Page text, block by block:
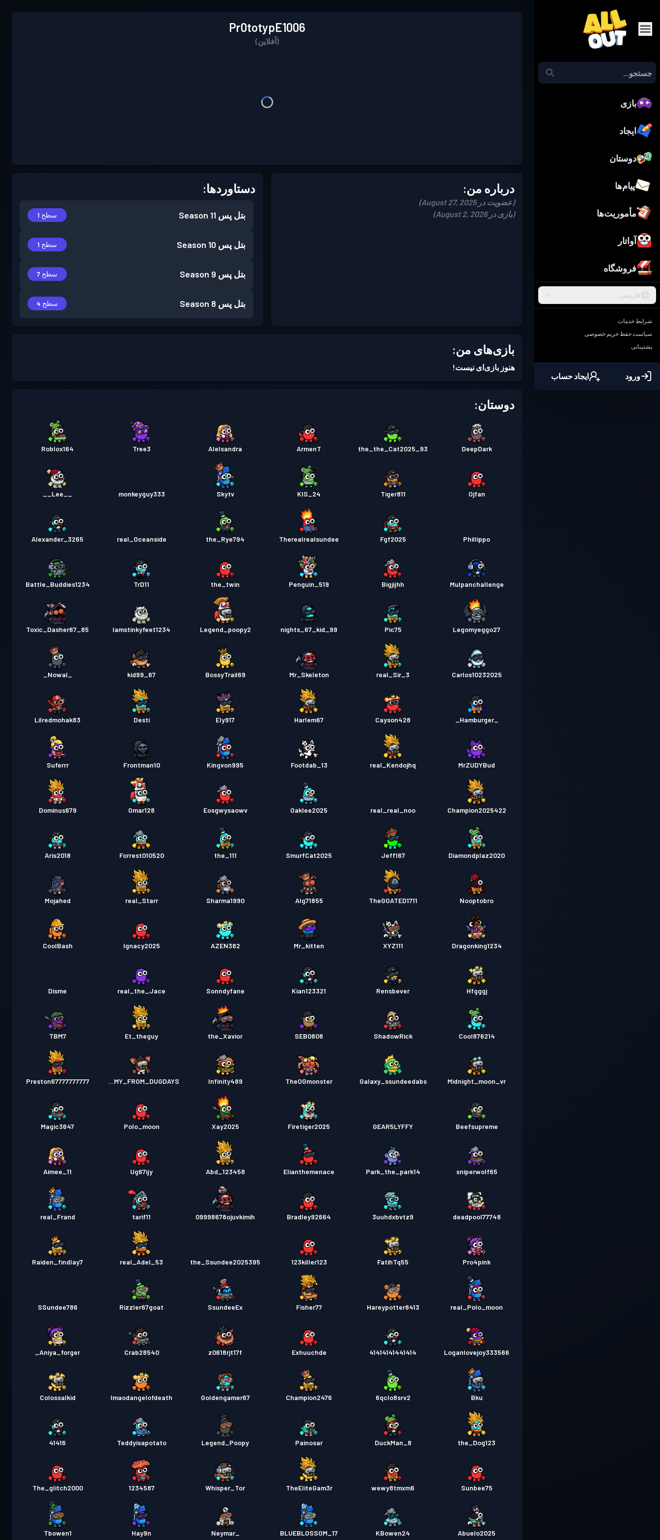
بازی
ایجاد
دوستان
پیام‌ها
مأموریت‌ها
آواتار
فروشگاه
فارسی
شرایط خدمات
سیاست حفظ حریم خصوصی
پشتیبانی
ورود ایجاد حساب
Pr0totypE1006
(آفلاین)
درباره من:
(عضویت در August 27, 2025)
(بازی در August 2, 2026)
دستاوردها:
بتل پس Season 11 سطح 1
بتل پس Season 10 سطح 1
بتل پس Season 9 سطح 7
بتل پس Season 8 سطح 4
بازی‌های من:
هنوز بازی‌ای نیست!
دوستان:
DeepDark
the_the_Cat2025_93
ArmenT
Alelsandra
Tree3
Roblox164
Ojfan
Tiger811
KIS_24
Skytv
monkeyguy333
Phillippo
Fgf2025
Therealrealsundee
the_Rye794
real_Oceanside
Alexander_3265
Mulpanchallenge
Bigjijhh
Penguin_519
the_twin
TrD11
Battle_Buddies1234
Legomyeggo27
Pic75
99_nights_67_kid
Legend_poopy2
Iamstinkyfeet1234
Toxic_Dasher67_85
Carlos10232025
real_Sir_3
Mr_Skeleton
BossyTrail69
67_kid99
_Hamburger_
Cayson428
Harlem67
Ely917
Desti
Lilredmohak83
MrZUDYBud
real_Kendojhq
Footdab_13
Kingvon995
Frontman10
Suferrr
Champion2025422
real_real_noo
Oaklee2025
Eosgwysaowv
Omar128
Dominus679
Diamondplaz2020
Jeff167
SmurfCat2025
the_111
Forrest010520
Aris2018
Nooptobro
TheGOATED1711
Alg71855
Sharma1990
real_Starr
Mojahed
Dragonking1234
XYZ111
Mr_kitten
AZEN382
Ignacy2025
CoolBash
Hfgggj
Rensbever
Kian123321
Sonndyfane
real_the_Jace
Disme
Cool876214
ShadowRick
SEB0808
the_Xavior
Et_theguy
TBM7
Midnight_moon_vr
Galaxy_ssundeedabs
TheOGmonster
Infinity489
TIMMY_FROM_DUGDAYS
Preston67777777777
Beefsupreme
GEAR5LYFFY
Firetiger2025
Xay2025
Polo_moon
Magic3647
sniperwolf65
Park_the_park14
Elianthemenace
Abd_123458
Ug67ijy
Aimee_11
deadpool77748
3uuhdxbvtz9
Bradley92664
09998678ojuvkimih
tarif11
real_Frand
Pro4pink
FatihTq55
123killer123
the_Ssundee2025395
real_Adel_53
Raiden_findlay7
real_Polo_moon
Hareypotter8413
Fisher77
SsundeeEx
Rizzler67goat
SSundee786
Loganlovejoy333566
41414141441414
Exhuuchde
z0618rjt17f
Crab28540
Aniya_forger_
Bku
6qclo8srv2
Champion2476
Goldengamer67
Imaodangelofdeath
Colossalkid
the_Dog123
DuckMan_8
Painosar
Legend_Poopy
Teddyisapotato
41416
Sunbee75
wewy8tmxm6
TheEliteGam3r
Whisper_Tor
1234587
The_glitch2000
Abuelo2025
KBowen24
BLUEBLOSSOM_17
_Neymar
Hay9n
Tbowen1